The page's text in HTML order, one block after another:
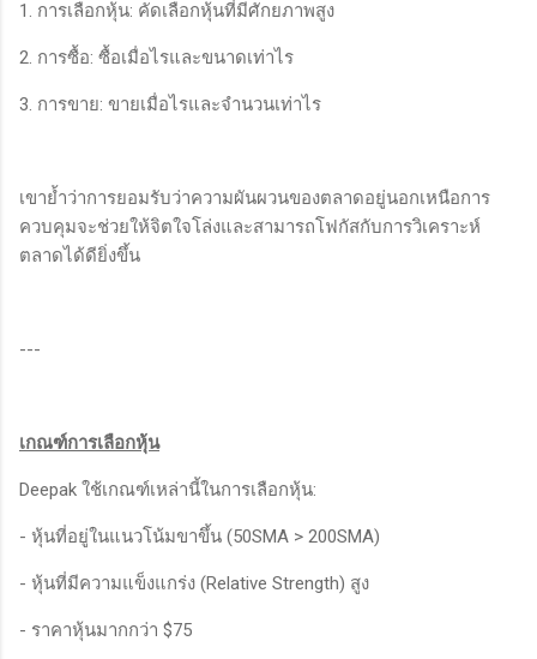
1. การเลือกหุ้น: คัดเลือกหุ้นที่มีศักยภาพสูง
2. การซื้อ: ซื้อเมื่อไรและขนาดเท่าไร
3. การขาย: ขายเมื่อไรและจำนวนเท่าไร
เขาย้ำว่าการยอมรับว่าความผันผวนของตลาดอยู่นอกเหนือการ
ควบคุมจะช่วยให้จิตใจโล่งและสามารถโฟกัสกับการวิเคราะห์
ตลาดได้ดียิ่งขึ้น
---
เกณฑ์การเลือกหุ้น
Deepak ใช้เกณฑ์เหล่านี้ในการเลือกหุ้น:
- หุ้นที่อยู่ในแนวโน้มขาขึ้น (50SMA > 200SMA)
- หุ้นที่มีความแข็งแกร่ง (Relative Strength) สูง
- ราคาหุ้นมากกว่า $75